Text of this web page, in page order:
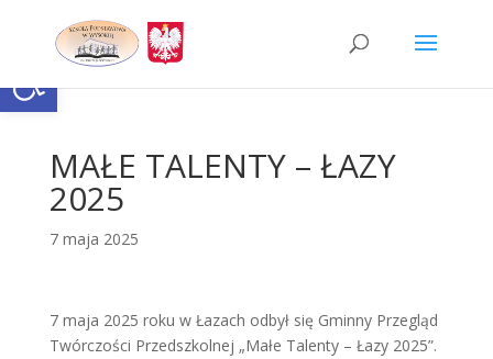
contentOtwórz pasek narzędzi
MAŁE TALENTY – ŁAZY
2025
7 maja 2025
7 maja 2025 roku w Łazach odbył się Gminny Przegląd
Twórczości Przedszkolnej „Małe Talenty – Łazy 2025”.